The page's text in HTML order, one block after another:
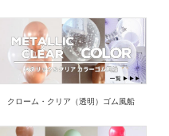
クローム・クリア（透明）ゴム風船